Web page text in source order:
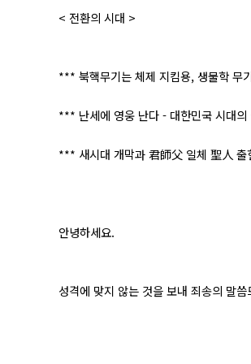
< 전환의 시대 >
*** 북핵무기는 체제 지킴용, 생물학 무
*** 난세에 영웅 난다 - 대한민국 시대
*** 새시대 개막과 君師父 일체 聖人
안녕하세요.
성격에 맞지 않는 것을 보내 죄송의 말씀